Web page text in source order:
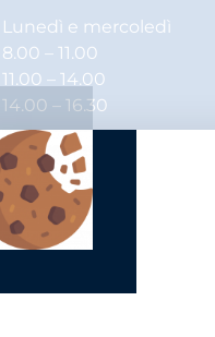
Lunedì e mercoledì
8.00 – 11.00
11.00 – 14.00
14.00 – 16.30
Martedì, giovedì e
8.00 – 11.00
11.00 – 14.00